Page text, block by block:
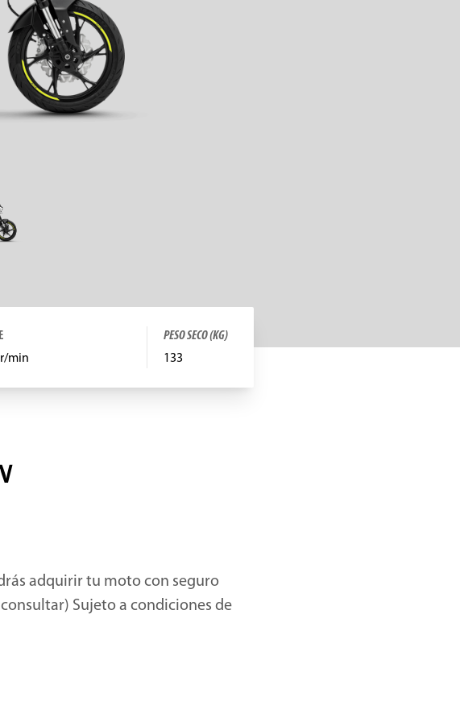
r/min
PESO SECO (KG)
133
adquirir tu moto con seguro
Sujeto a condiciones de
conjunta con los
PVP.R al concesionario)